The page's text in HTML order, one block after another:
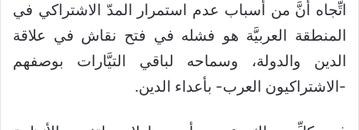
اتِّجاه أنَّ من أسباب عدم استمرار المدّ الاشتراكي في
المنطقة العربيَّة هو فشله في فتح نقاش في علاقة
الدين والدولة، وسماحه لباقي التيَّارات بوصفهم
-الاشتراكيون العرب- بأعداء الدين.